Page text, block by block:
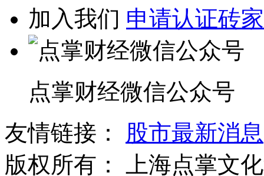
加入我们 申请认证砖家
点掌财经微信公众号
友情链接：
股市最新消息
版权所有：
上海点掌文